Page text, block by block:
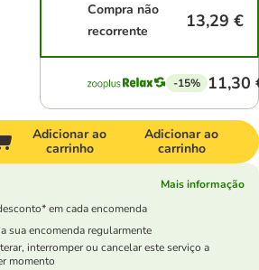
Compra não
recorrente
13,29 €
-15% 11,30
Adicionar ao
carrinho
Adicionar ao
carrinho
Mais informação
em cada encomenda
a sua encomenda regularmente
interromper ou cancelar este serviço a
momento